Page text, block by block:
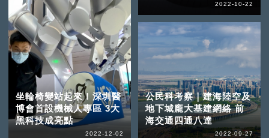
坐輪椅變站起來！深圳醫
博會首設機械人專區 3大
黑科技成亮點
2022-12-02
2022-10-22
公民科考察｜建海陸空及
地下城龐大基建網絡 前
海交通四通八達
2022-09-27